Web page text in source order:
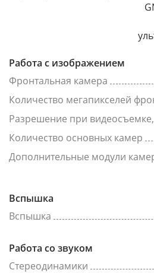
Работа с изображением
Фронтальная камера
Количество мегапикселей
Разрешение при
Количество основных камер
Дополнительные модули
Вспышка
Вспышка
Работа со звуком
Стереодинамики